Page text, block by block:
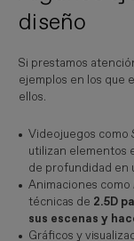
diseño
Si prestamos
ejemplos en los que
ellos.
Videojuegos como
utilizan elementos
de profundidad en
Animaciones como
técnicas de 2.5D
sus escenas y
Gráficos y